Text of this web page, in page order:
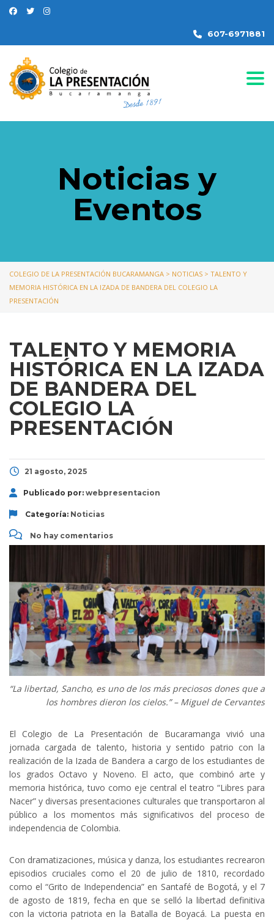
607-6971881
Noticias y
Eventos
COLEGIO DE LA PRESENTACIÓN BUCARAMANGA > NOTICIAS > TALENTO Y
MEMORIA HISTÓRICA EN LA IZADA DE BANDERA DEL COLEGIO LA
PRESENTACIÓN
TALENTO Y MEMORIA
HISTÓRICA EN LA IZADA
DE BANDERA DEL
COLEGIO LA
PRESENTACIÓN
21 agosto, 2025
Publicado por: webpresentacion
Categoría: Noticias
No hay comentarios
“La libertad, Sancho, es uno de los más preciosos dones que a
los hombres dieron los cielos.” – Miguel de Cervantes
El Colegio de La Presentación de Bucaramanga vivió una
jornada cargada de talento, historia y sentido patrio con la
realización de la Izada de Bandera a cargo de los estudiantes de
los grados Octavo y Noveno. El acto, que combinó arte y
memoria histórica, tuvo como eje central el teatro “Libres para
Nacer” y diversas presentaciones culturales que transportaron al
público a los momentos más significativos del proceso de
independencia de Colombia.
Con dramatizaciones, música y danza, los estudiantes recrearon
episodios cruciales como el 20 de julio de 1810, recordado
como el “Grito de Independencia” en Santafé de Bogotá, y el 7
de agosto de 1819, fecha en que se selló la libertad definitiva
con la victoria patriota en la Batalla de Boyacá. La puesta en